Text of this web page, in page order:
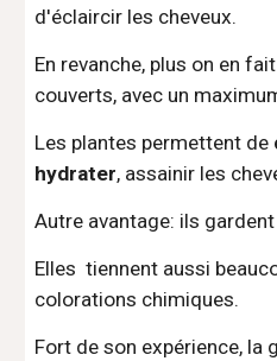
d'éclaircir les cheveux.
En revanche, plus on en
couverts, avec un
Les plantes permettent de
hydrater, assainir les
Autre avantage: ils
Elles tiennent aussi
colorations chimiques.
Fort de son expérience, la